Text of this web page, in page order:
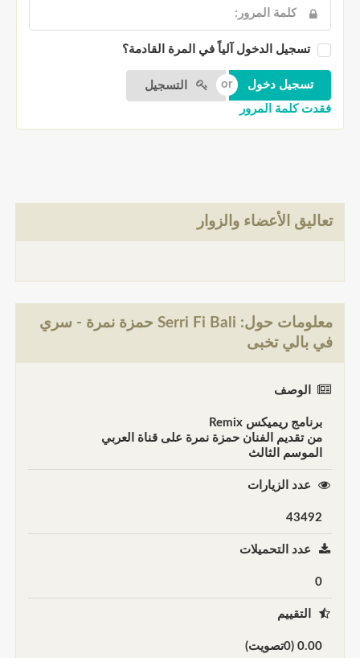
تسجيل الدخول آلياً في المرة القادمة؟
التسجيل
فقدت كلمة المرور
تعاليق الأعضاء والزوار
معلومات حول: Serri Fi Bali حمزة نمرة - سري
في بالي تخبى
الوصف
برنامج ريميكس Remix
من تقديم الفنان حمزة نمرة على قناة العربي
الموسم الثالث
عدد الزيارات
43492
عدد التحميلات
0
التقييم
0.00 (0تصويت)